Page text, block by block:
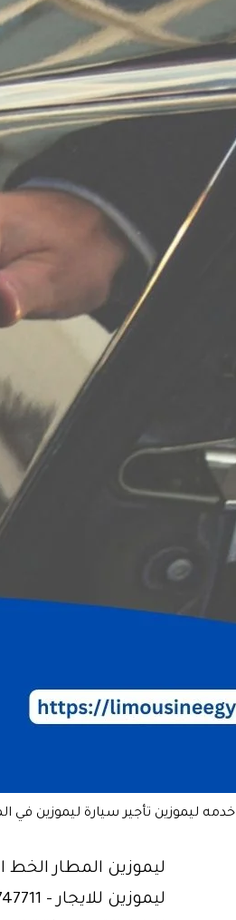
خدمه ليموزين تأجير سيارة ليموزين في